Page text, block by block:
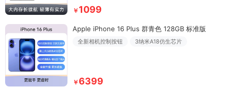
￥ 1099
Apple iPhone 16 Plus 群青色 128GB 标准版
全新相机控制按钮 3纳米A18仿生芯片
￥6399